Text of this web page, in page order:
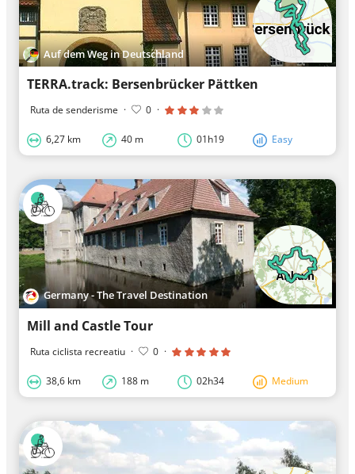
Auf dem Weg in Deutschland
TERRA.track: Bersenbrücker Pättken
Ruta de senderisme · 0 ·
6,27 km 40 m 01h19 Easy
Germany - The Travel Destination
Mill and Castle Tour
Ruta ciclista recreatiu · 0 ·
38,6 km 188 m 02h34 Medium